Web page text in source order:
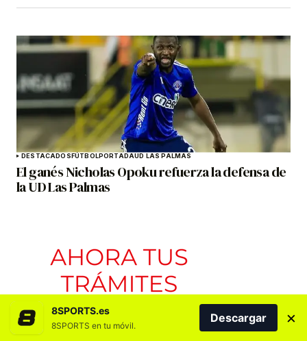
DESTACADOSFÚTBOLPORTADAUD LAS PALMAS
El ganés Nicholas Opoku refuerza la defensa de
la UD Las Palmas
8SPORTS.es
8SPORTS en tu móvil.
Descargar ×